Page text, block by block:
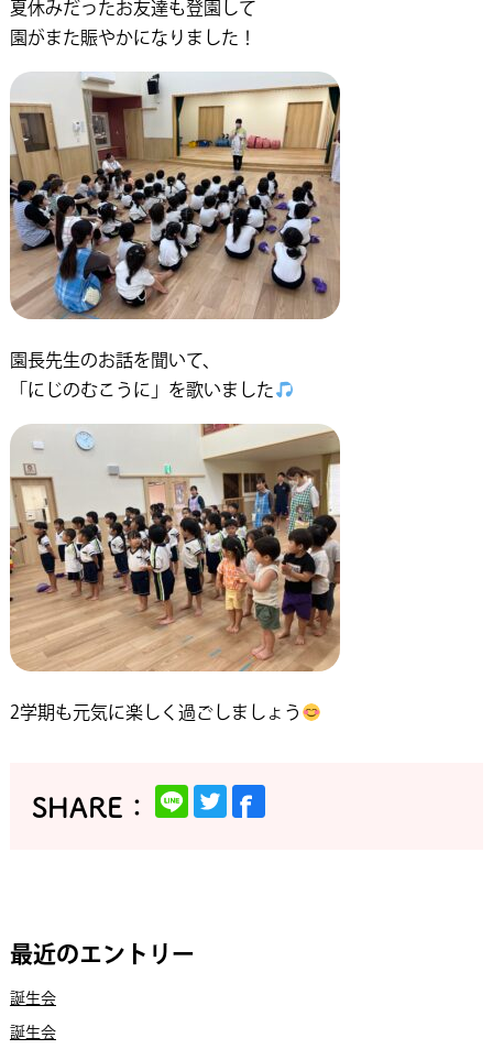
夏休みだったお友達も登園して
園がまた賑やかになりました！
園長先生のお話を聞いて、
「にじのむこうに」を歌いました
2学期も元気に楽しく過ごしましょう
最近のエントリー
誕生会
誕生会